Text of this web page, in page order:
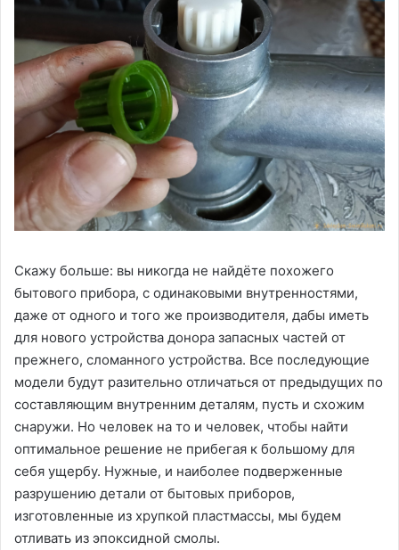
Скажу больше: вы никогда не найдёте похожего
бытового прибора, с одинаковыми внутренностями,
даже от одного и того же производителя, дабы иметь
для нового устройства донора запасных частей от
прежнего, сломанного устройства. Все последующие
модели будут разительно отличаться от предыдущих по
составляющим внутренним деталям, пусть и схожим
снаружи. Но человек на то и человек, чтобы найти
оптимальное решение не прибегая к большому для
себя ущербу. Нужные, и наиболее подверженные
разрушению детали от бытовых приборов,
изготовленные из хрупкой пластмассы, мы будем
отливать из эпоксидной смолы.